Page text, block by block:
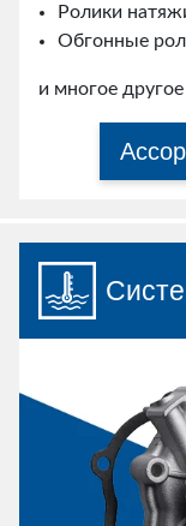
Ролики
Обгонные
и многое другое